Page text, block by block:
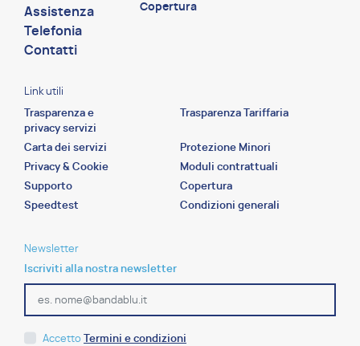
Assistenza
Telefonia
Contatti
Copertura
Newsletter
Iscriviti alla nostra newsletter
Accetto Termini e condizioni
Link utili
Trasparenza e
privacy servizi
Trasparenza Tariffaria
Carta dei servizi
Protezione Minori
Privacy & Cookie
Moduli contrattuali
Supporto
Copertura
Speedtest
Condizioni generali